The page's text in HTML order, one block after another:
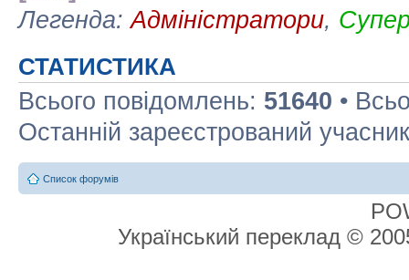
Легенда:Адміністратори,
СТАТИСТИКА
Всього повідомлень: 51640 •
Останній зареєстрований
Список форумів
Український переклад ©